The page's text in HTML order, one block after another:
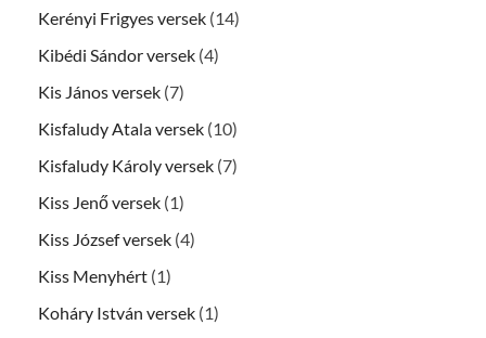
Kerényi Frigyes versek (14)
Kibédi Sándor versek (4)
Kis János versek (7)
Kisfaludy Atala versek (10)
Kisfaludy Károly versek (7)
Kiss Jenő versek (1)
Kiss József versek (4)
Kiss Menyhért (1)
Koháry István versek (1)